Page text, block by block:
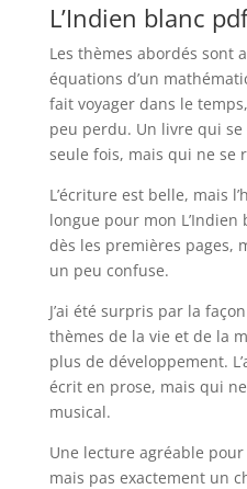
L’Indien blanc pdf
Les thèmes abordés sont
équations d’un
fait voyager dans le
peu perdu. Un livre qui
seule fois, mais qui ne se
L’écriture est belle, mais
longue pour mon
dès les premières pages,
un peu confuse.
J’ai été surpris par la
thèmes de la vie et de la
plus de développement.
écrit en prose, mais qui
musical.
Une lecture agréable
mais pas exactement un